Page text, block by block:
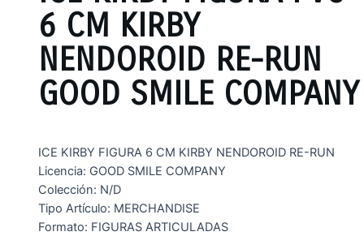
6 CM KIRBY
NENDOROID RE-RUN
GOOD SMILE COMPANY
ICE KIRBY FIGURA 6 CM KIRBY NENDOROID RE-RUN
Licencia: GOOD SMILE COMPANY
Colección: N/D
Tipo Artículo: MERCHANDISE
Formato: FIGURAS ARTICULADAS